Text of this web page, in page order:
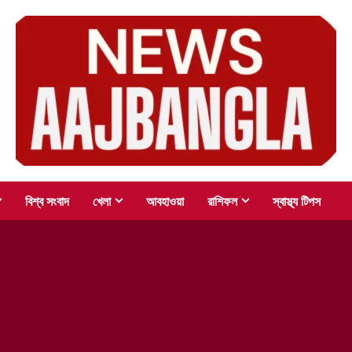
বিশ্ব সংবাদ খেলা আবহাওয়া রাশিফল স্বাস্থ্য টিপস